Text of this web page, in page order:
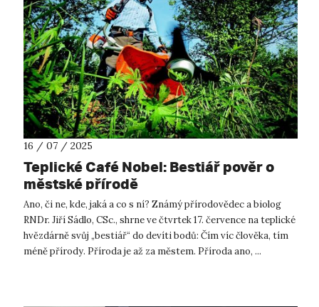
16 / 07 / 2025
Teplické Café Nobel: Bestiář pověr o
městské přírodě
Ano, či ne, kde, jaká a co s ní? Známý přírodovědec a biolog
RNDr. Jiří Sádlo, CSc., shrne ve čtvrtek 17. července na teplické
hvězdárně svůj „bestiář“ do devíti bodů: Čím víc člověka, tím
méně přírody. Příroda je až za městem. Příroda ano, ...